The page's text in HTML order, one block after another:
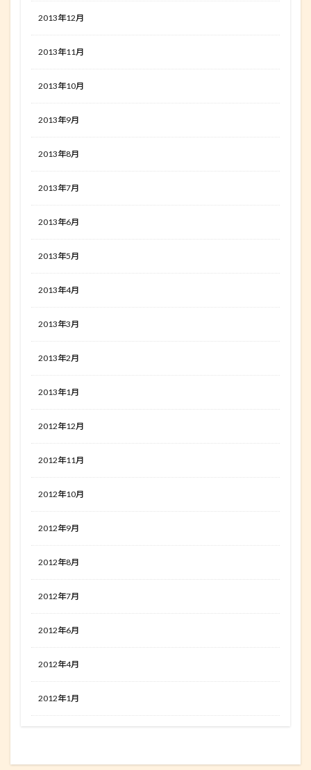
2013年12月
2013年11月
2013年10月
2013年9月
2013年8月
2013年7月
2013年6月
2013年5月
2013年4月
2013年3月
2013年2月
2013年1月
2012年12月
2012年11月
2012年10月
2012年9月
2012年8月
2012年7月
2012年6月
2012年4月
2012年1月